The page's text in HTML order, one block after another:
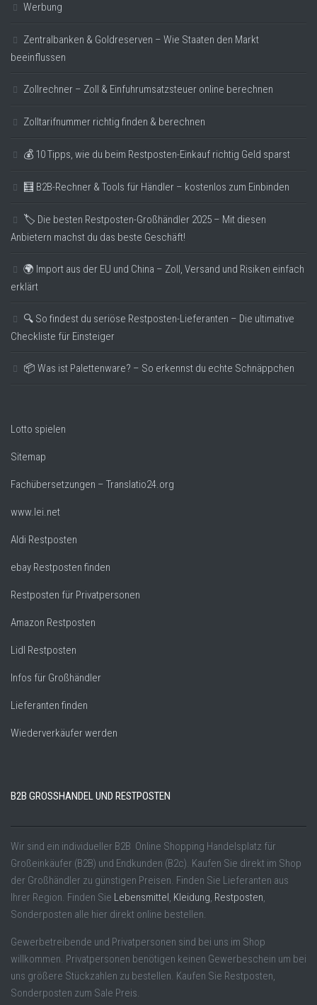
Werbung
Zentralbanken & Goldreserven – Wie Staaten den Markt
beeinflussen
Zollrechner – Zoll & Einfuhrumsatzsteuer online berechnen
Zolltarifnummer richtig finden & berechnen
💰 10 Tipps, wie du beim Restposten-Einkauf richtig Geld sparst
🧮 B2B-Rechner & Tools für Händler – kostenlos zum Einbinden
🏷️ Die besten Restposten-Großhändler 2025 – Mit diesen
Anbietern machst du das beste Geschäft!
🌍 Import aus der EU und China – Zoll, Versand und Risiken einfach
erklärt
🔍 So findest du seriöse Restposten-Lieferanten – Die ultimative
Checkliste für Einsteiger
📦 Was ist Palettenware? – So erkennst du echte Schnäppchen
Lotto spielen
Sitemap
Fachübersetzungen – Translatio24.org
www.lei.net
Aldi Restposten
ebay Restposten finden
Restposten für Privatpersonen
Amazon Restposten
Lidl Restposten
Infos für Großhändler
Lieferanten finden
Wiederverkäufer werden
B2B GROSSHANDEL UND RESTPOSTEN
Wir sind ein individueller B2B Online Shopping Handelsplatz für
Großeinkäufer (B2B) und Endkunden (B2c). Kaufen Sie direkt im Shop
der Großhändler zu günstigen Preisen. Finden Sie Lieferanten aus
Ihrer Region. Finden Sie Lebensmittel , Kleidung, Restposten,
Sonderposten alle hier direkt online bestellen.
Gewerbetreibende und Privatpersonen sind bei uns im Shop
willkommen. Privatpersonen benötigen keinen Gewerbeschein um bei
uns größere Stückzahlen zu bestellen. Kaufen Sie Restposten,
Sonderposten zum Sale Preis.